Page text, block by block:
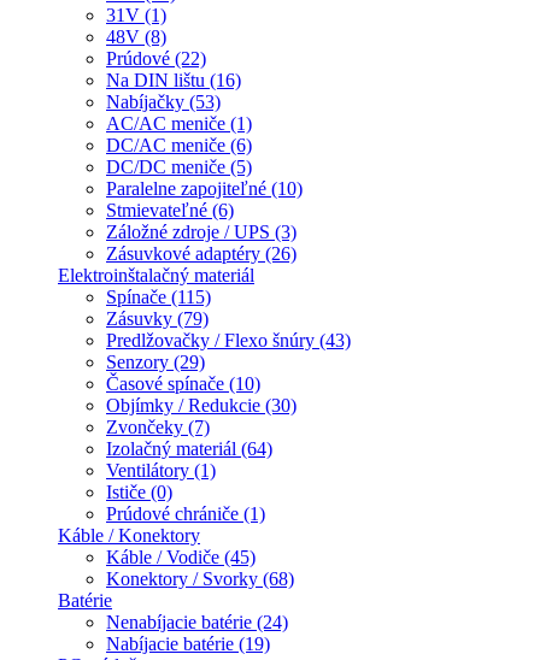
31V (1)
48V (8)
Prúdové (22)
Na DIN lištu (16)
Nabíjačky (53)
AC/AC meniče (1)
DC/AC meniče (6)
DC/DC meniče (5)
Paralelne zapojiteľné (10)
Stmievateľné (6)
Záložné zdroje / UPS (3)
Zásuvkové adaptéry (26)
Elektroinštalačný materiál
Spínače (115)
Zásuvky (79)
Predlžovačky / Flexo šnúry (43)
Senzory (29)
Časové spínače (10)
Objímky / Redukcie (30)
Zvončeky (7)
Izolačný materiál (64)
Ventilátory (1)
Ističe (0)
Prúdové chrániče (1)
Káble / Konektory
Káble / Vodiče (45)
Konektory / Svorky (68)
Batérie
Nenabíjacie batérie (24)
Nabíjacie batérie (19)